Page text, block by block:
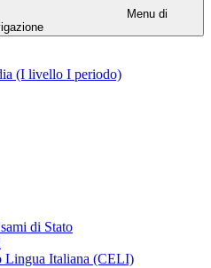
Menu di
(I livello I periodo)
di Stato
Lingua Italiana (CELI)